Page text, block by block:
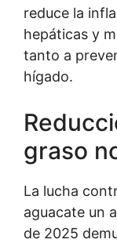
reduce la
hepáticas y
tanto a
hígado.
graso
La lucha
aguacate un
de 2025